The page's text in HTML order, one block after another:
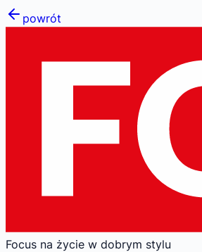
powrót
Focus na życie w dobrym stylu